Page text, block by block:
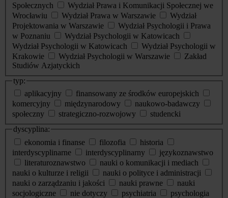
Społecznych
Wydział Prawa i Komunikacji Społecznej we
Wrocławiu
Wydział Prawa w Warszawie
Wydział
Projektowania w Warszawie
Wydział Psychologii i Prawa
w Poznaniu
Wydział Psychologii w Katowicach
Wydział Psychologii w Katowicach
Wydział Psychologii w
Krakowie
Wydział Psychologii w Warszawie
Zakład
Studiów Azjatyckich
typ:
aplikacyjny
finansowany ze środków europejskich
komercyjny
międzynarodowy
naukowo-badawczy
społeczny
strategiczno-rozwojowy
studencki
dyscyplina:
ekonomia i finanse
filozofia
historia
interdyscyplinarne
interdyscyplinarny
językoznawstwo
literaturoznawstwo
nauki o komunikacji i mediach
nauki o kulturze i religii
nauki o polityce i administracji
nauki o zarządzaniu i jakości
nauki prawne
nauki
socjologiczne
nie dotyczy psychiatria
psychologia